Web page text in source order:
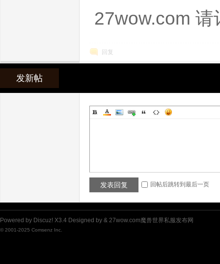
27wow.com
回复
发新帖
发表回复 回帖后跳转到最后一页
Powered by Discuz! X3.4 Designed by & 27wow.com魔兽世界私服发布网
© 2001-2025 Comsenz Inc.